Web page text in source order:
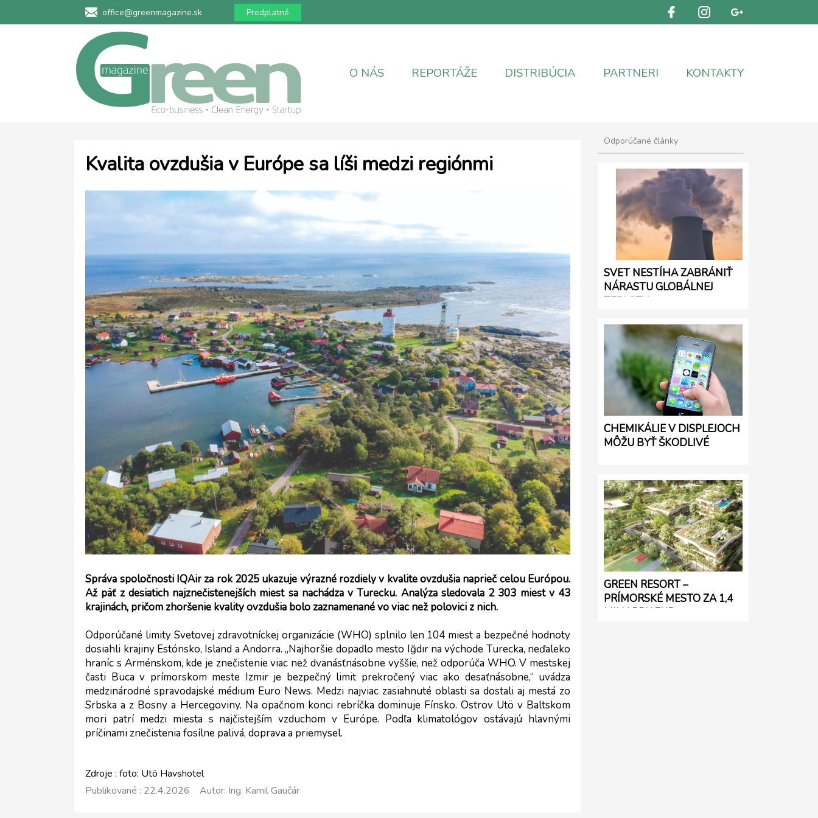
office@greenmagazine.sk Predplatné
O NÁS REPORTÁŽE DISTRIBÚCIA PARTNERI KONTAKTY
Kvalita ovzdušia v Európe sa líši medzi regiónmi
Správa spoločnosti IQAir za rok 2025 ukazuje výrazné rozdiely v kvalite ovzdušia naprieč celou Európou.
Až päť z desiatich najznečistenejších miest sa nachádza v Turecku. Analýza sledovala 2 303 miest v 43
krajinách, pričom zhoršenie kvality ovzdušia bolo zaznamenané vo viac než polovici z nich.
Odporúčané limity Svetovej zdravotníckej organizácie (WHO) splnilo len 104 miest a bezpečné hodnoty
dosiahli krajiny Estónsko, Island a Andorra. „Najhoršie dopadlo mesto Iğdır na východe Turecka, neďaleko
hraníc s Arménskom, kde je znečistenie viac než dvanásťnásobne vyššie, než odporúča WHO. V mestskej
časti Buca v prímorskom meste Izmir je bezpečný limit prekročený viac ako desaťnásobne,“ uvádza
medzinárodné spravodajské médium Euro News. Medzi najviac zasiahnuté oblasti sa dostali aj mestá zo
Srbska a z Bosny a Hercegoviny. Na opačnom konci rebríčka dominuje Fínsko. Ostrov Utö v Baltskom
mori patrí medzi miesta s najčistejším vzduchom v Európe. Podľa klimatológov ostávajú hlavnými
príčinami znečistenia fosílne palivá, doprava a priemysel.
Zdroje : foto: Utö Havshotel
Publikované : 22.4.2026 Autor: Ing. Kamil Gaučár
Odporúčané články
SVET NESTÍHA ZABRÁNIŤ
NÁRASTU GLOBÁLNEJ
TEPLOTY
CHEMIKÁLIE V DISPLEJOCH
MÔŽU BYŤ ŠKODLIVÉ
GREEN RESORT –
PRÍMORSKÉ MESTO ZA 1,4
MILIARDY EUR